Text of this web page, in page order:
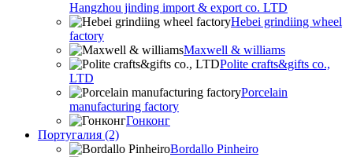
Hangzhou jinding import & export co. LTD
Hebei grindiing wheel
factory
Maxwell & williams
Polite crafts&gifts co.,
LTD
Porcelain
manufacturing factory
Гонконг
Португалия (2)
Bordallo Pinheiro